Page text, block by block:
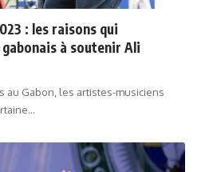
: les raisons qui
à soutenir Ali
au Gabon, les artistes-musiciens